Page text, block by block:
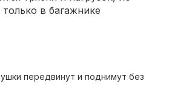
в багажнике
передвинут и поднимут без